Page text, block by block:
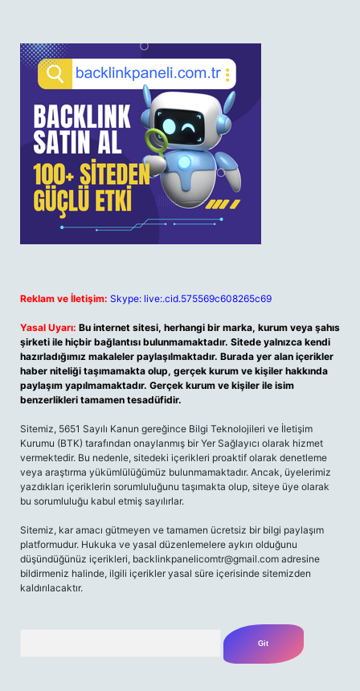
Reklam ve İletişim: Skype: live:.cid.575569c608265c69
Yasal Uyarı: Bu internet sitesi, herhangi bir marka, kurum veya şahıs
şirketi ile hiçbir bağlantısı bulunmamaktadır. Sitede yalnızca kendi
hazırladığımız makaleler paylaşılmaktadır. Burada yer alan içerikler
haber niteliği taşımamakta olup, gerçek kurum ve kişiler hakkında
paylaşım yapılmamaktadır. Gerçek kurum ve kişiler ile isim
benzerlikleri tamamen tesadüfidir.
Sitemiz, 5651 Sayılı Kanun gereğince Bilgi Teknolojileri ve İletişim
Kurumu (BTK) tarafından onaylanmış bir Yer Sağlayıcı olarak hizmet
vermektedir. Bu nedenle, sitedeki içerikleri proaktif olarak denetleme
veya araştırma yükümlülüğümüz bulunmamaktadır. Ancak, üyelerimiz
yazdıkları içeriklerin sorumluluğunu taşımakta olup, siteye üye olarak
bu sorumluluğu kabul etmiş sayılırlar.
Sitemiz, kar amacı gütmeyen ve tamamen ücretsiz bir bilgi paylaşım
platformudur. Hukuka ve yasal düzenlemelere aykırı olduğunu
düşündüğünüz içerikleri, backlinkpanelicomtr@gmail.com adresine
bildirmeniz halinde, ilgili içerikler yasal süre içerisinde sitemizden
kaldırılacaktır.